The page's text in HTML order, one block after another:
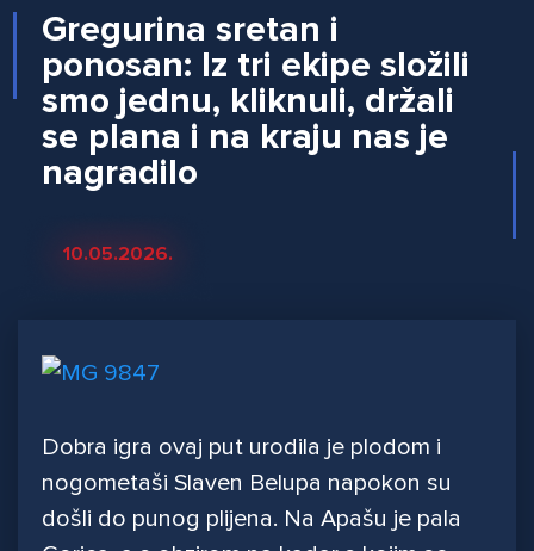
Gregurina sretan i
ponosan: Iz tri ekipe složili
smo jednu, kliknuli, držali
se plana i na kraju nas je
nagradilo
10.05.2026.
Dobra igra ovaj put urodila je plodom i
nogometaši Slaven Belupa napokon su
došli do punog plijena. Na Apašu je pala